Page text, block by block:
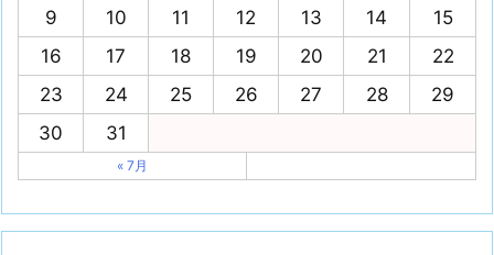
9
10 11 12 13 14
15
16
17 18 19 20 21
22
23
24 25 26 27 28
29
30
31
« 7月